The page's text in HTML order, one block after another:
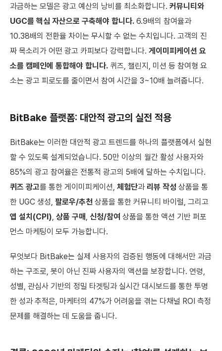
과금하는 모델은 광고 예산의 낭비를 최소화합니다. 커뮤니티와
UGC를 핵심 자산으로 구축해야 합니다. 6.9배의 참여율과
10.38배의 전환율 차이는 무시할 수 없는 수치입니다. 고객의 진
짜 목소리가 어떤 광고 카피보다 강력합니다. 게이미피케이션 요
소를 캠페인에 통합해야 합니다. 퀴즈, 챌린지, 미션 등 참여형 요
소는 광고 피로도를 줄이면서 참여 시간을 3~10배 늘려줍니다.
BitBake 플랫폼: 대안적 광고의 실전 적용
BitBake는 이러한 대안적 광고 트렌드를 하나의 플랫폼에서 실현
할 수 있도록 설계되었습니다. 50만 이상의 월간 활성 사용자와
85%의 광고 참여율은 전통적 광고의 5배에 달하는 수치입니다.
퀴즈 광고를 통한 게이미피케이션, 체험단과 리뷰 작성 상품을 통
한 UGC 생성, 팔로우/추천 상품을 통한 커뮤니티 바이럴, 그리고
앱 설치(CPI), 상품 구매 , 신청/참여 상품을 통한 액션 기반 퍼포
먼스 마케팅이 모두 가능합니다.
무엇보다 BitBake는 실제 사용자의 검증된 행동에 대해서만 과금
하는 구조로, 봇이 아닌 진짜 사용자의 액션을 보장합니다. 연령,
성별, 관심사 기반의 정밀 타겟팅과 실시간 대시보드를 통한 투명
한 성과 추적은, 마케터의 47%가 어려움을 겪는 다채널 ROI 측정
문제를 해결하는 데 도움을 줍니다.